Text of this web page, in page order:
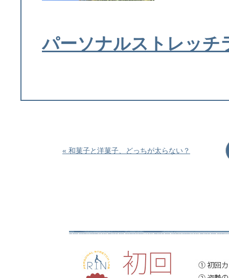
パーソナルストレッチ
« 和菓子と洋菓子、どっちが太らない？